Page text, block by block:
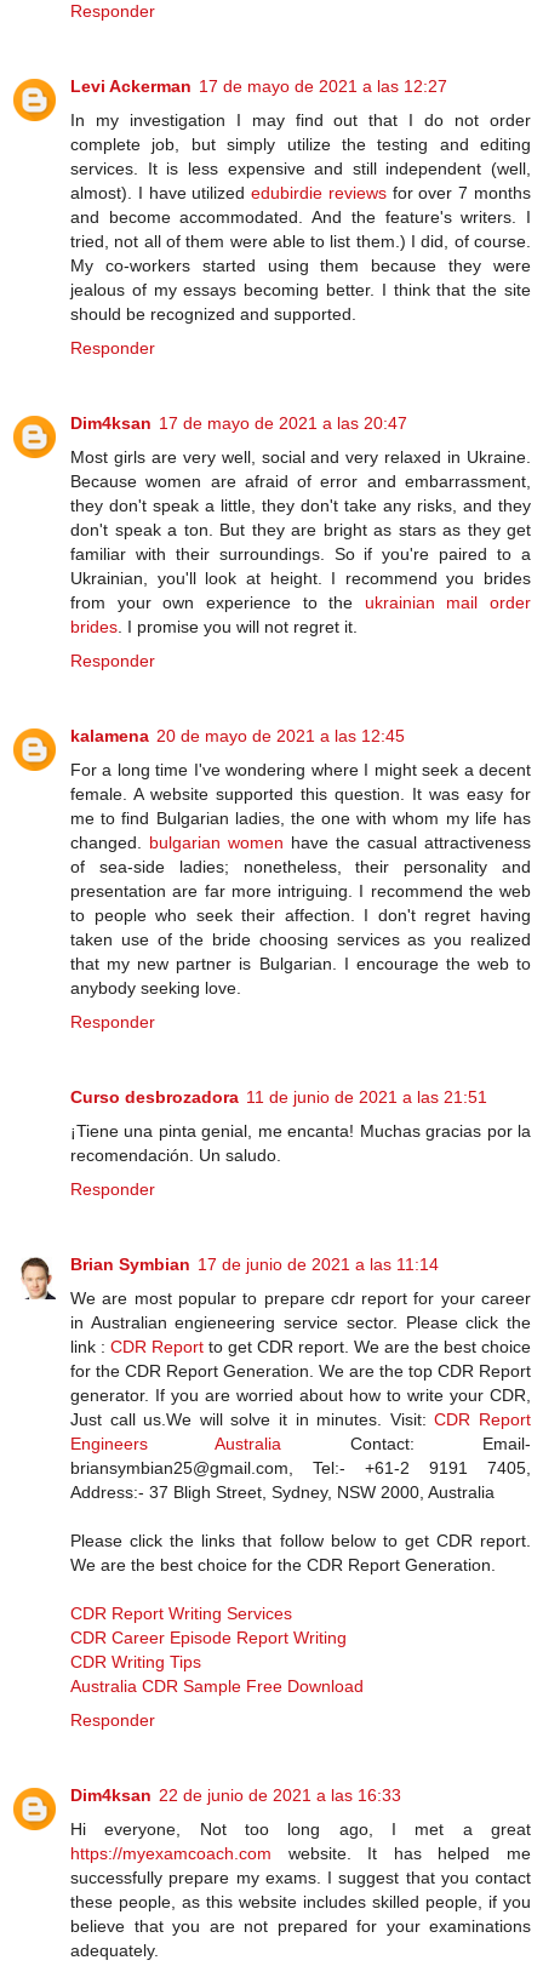
Responder
Levi Ackerman 17 de mayo de 2021 a las 12:27
In my investigation I may find out that I do not order
complete job, but simply utilize the testing and editing
services. It is less expensive and still independent (well,
almost). I have utilizededubirdie reviewsfor over 7 months
and become accommodated. And the feature's writers. I
tried, not all of them were able to list them.) I did, of course.
My co-workers started using them because they were
jealous of my essays becoming better. I think that the site
should be recognized and supported.
Responder
Dim4ksan 17 de mayo de 2021 a las 20:47
Most girls are very well, social and very relaxed in Ukraine.
Because women are afraid of error and embarrassment,
they don't speak a little, they don't take any risks, and they
don't speak a ton. But they are bright as stars as they get
familiar with their surroundings. So if you're paired to a
Ukrainian, you'll look at height. I recommend you brides
from your own experience to the ukrainian mail order
brides. I promise you will not regret it.
Responder
kalamena 20 de mayo de 2021 a las 12:45
For a long time I've wondering where I might seek a decent
female. A website supported this question. It was easy for
me to find Bulgarian ladies, the one with whom my life has
changed. bulgarian women have the casual attractiveness
of sea-side ladies; nonetheless, their personality and
presentation are far more intriguing. I recommend the web
to people who seek their affection. I don't regret having
taken use of the bride choosing services as you realized
that my new partner is Bulgarian. I encourage the web to
anybody seeking love.
Responder
Curso desbrozadora 11 de junio de 2021 a las 21:51
¡Tiene una pinta genial, me encanta! Muchas gracias por la
recomendación. Un saludo.
Responder
Brian Symbian 17 de junio de 2021 a las 11:14
We are most popular to prepare cdr report for your career
in Australian engieneering service sector. Please click the
link : CDR Report to get CDR report. We are the best choice
for the CDR Report Generation. We are the top CDR Report
generator. If you are worried about how to write your CDR,
Just call us.We will solve it in minutes. Visit:CDR Report
Engineers Australia Contact: Email-
briansymbian25@gmail.com, Tel:- +61-2 9191 7405,
Address:- 37 Bligh Street, Sydney, NSW 2000, Australia
Please click the links that follow below to get CDR report.
We are the best choice for the CDR Report Generation.
CDR Report Writing Services
CDR Career Episode Report Writing
CDR Writing Tips
Australia CDR Sample Free Download
Responder
Dim4ksan 22 de junio de 2021 a las 16:33
Hi everyone, Not too long ago, I met a great
https://myexamcoach.com website. It has helped me
successfully prepare my exams. I suggest that you contact
these people, as this website includes skilled people, if you
believe that you are not prepared for your examinations
adequately.